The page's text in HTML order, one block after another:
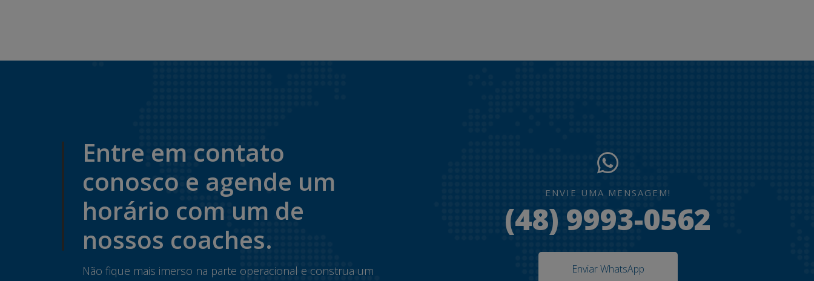
Entre em contato
conosco e agende um
horário com um de
nossos coaches.
Não fique mais imerso na parte operacional e construa um
ENVIE UMA MENSAGEM!
(48) 9993-0562
Enviar WhatsApp